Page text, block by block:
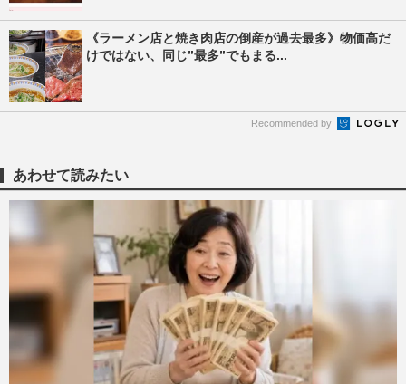
《ラーメン店と焼き肉店の倒産が過去最多》物価高だ
けではない、同じ”最多”でもまる...
Recommended by
あわせて読みたい